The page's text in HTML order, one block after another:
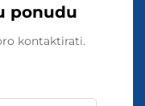
ponudu
kontaktirati.